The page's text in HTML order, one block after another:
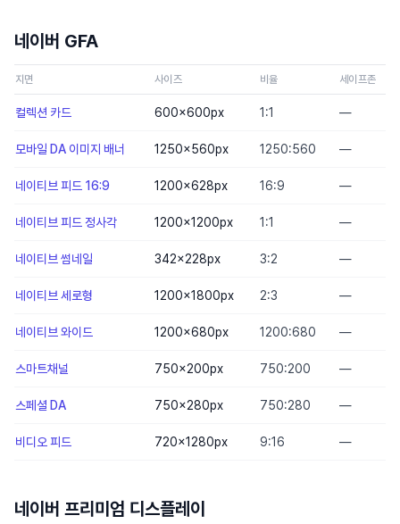
네이버 GFA
지면 사이즈 비율 세이프존
컬렉션 카드 600×600px 1:1 —
모바일 DA 이미지 배너 1250×560px 1250:560 —
네이티브 피드 16:9 1200×628px 16:9 —
네이티브 피드 정사각 1200×1200px 1:1 —
네이티브 썸네일 342×228px 3:2 —
네이티브 세로형 1200×1800px 2:3 —
네이티브 와이드 1200×680px 1200:680 —
스마트채널 750×200px 750:200 —
스페셜 DA 750×280px 750:280 —
비디오 피드 720×1280px 9:16 —
네이버 프리미엄 디스플레이